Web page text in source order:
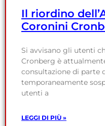
Il riordino
Coronini
Si avvisano gli utenti
Cronberg è
consultazione di parte
temporaneamente
utenti a
LEGGI DI PIÙ »